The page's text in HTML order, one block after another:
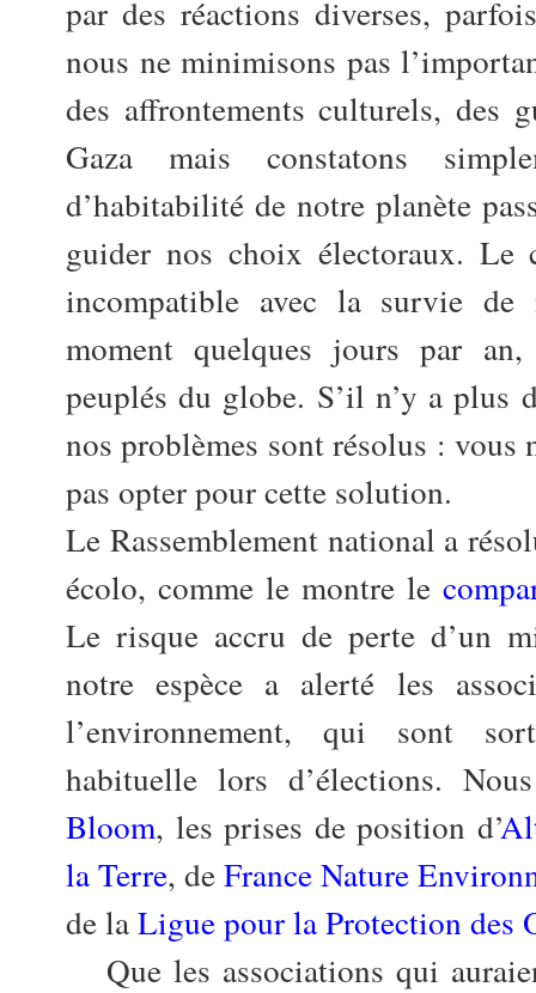
par des réactions diverses,
nous ne minimisons pas
des affrontements culturels, des
Gaza mais constatons
d’habitabilité de notre planète
guider nos choix électoraux. Le
incompatible avec la survie de
moment quelques jours par
peuplés du globe. S’il n’y a plus
nos problèmes sont résolus : vous
pas opter pour cette solution.
Le Rassemblement national a
écolo, comme le montre le
Le risque accru de perte d’un
notre espèce a alerté les
l’environnement, qui sont
habituelle lors d’élections.
Bloom, les prises de position d’
la Terre, deFrance Nature
de laLigue pour la Protection des
Que les associations qui